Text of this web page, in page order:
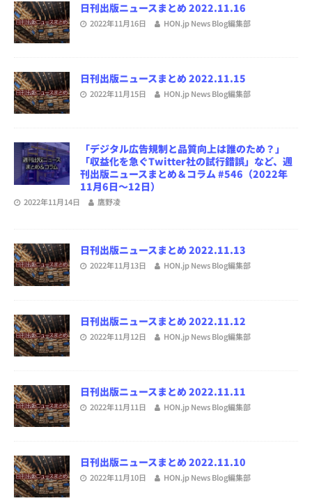
日刊出版ニュースまとめ 2022.11.16
2022年11月16日 HON.jp News Blog編集部
日刊出版ニュースまとめ 2022.11.15
2022年11月15日 HON.jp News Blog編集部
「デジタル広告規制と品質向上は誰のため？」
「収益化を急ぐTwitter社の試行錯誤」など、週
刊出版ニュースまとめ＆コラム #546（2022年
11月6日～12日）
2022年11月14日 鷹野凌
日刊出版ニュースまとめ 2022.11.13
2022年11月13日 HON.jp News Blog編集部
日刊出版ニュースまとめ 2022.11.12
2022年11月12日 HON.jp News Blog編集部
日刊出版ニュースまとめ 2022.11.11
2022年11月11日 HON.jp News Blog編集部
日刊出版ニュースまとめ 2022.11.10
2022年11月10日 HON.jp News Blog編集部